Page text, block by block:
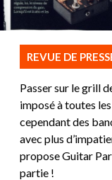
REVUE DE
Passer sur le grill
imposé à toutes
cependant des
avec plus
propose Guitar
partie !